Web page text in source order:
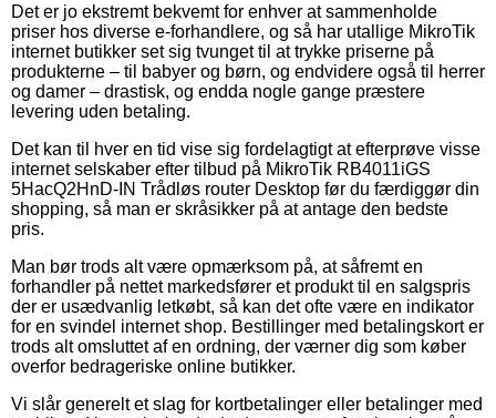
Det er jo ekstremt bekvemt for enhver at sammenholde
priser hos diverse e-forhandlere, og så har utallige MikroTik
internet butikker set sig tvunget til at trykke priserne på
produkterne – til babyer og børn, og endvidere også til herrer
og damer – drastisk, og endda nogle gange præstere
levering uden betaling.
Det kan til hver en tid vise sig fordelagtigt at efterprøve visse
internet selskaber efter tilbud på MikroTik RB4011iGS
5HacQ2HnD-IN Trådløs router Desktop før du færdiggør din
shopping, så man er skråsikker på at antage den bedste
pris.
Man bør trods alt være opmærksom på, at såfremt en
forhandler på nettet markedsfører et produkt til en salgspris
der er usædvanlig letkøbt, så kan det ofte være en indikator
for en svindel internet shop. Bestillinger med betalingskort er
trods alt omsluttet af en ordning, der værner dig som køber
overfor bedrageriske online butikker.
Vi slår generelt et slag for kortbetalinger eller betalinger med